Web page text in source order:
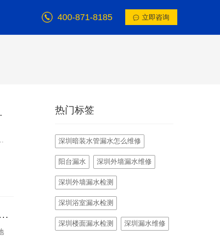
400-871-8185 立即咨询
搞定
隐形消费 选对靠谱企业少花冤枉钱
热门标签
深圳暗装水管漏水怎么维修
阳台漏水 深圳外墙漏水维修
深圳外墙漏水检测
深圳浴室漏水检测
深圳楼面漏水检测 深圳漏水维修